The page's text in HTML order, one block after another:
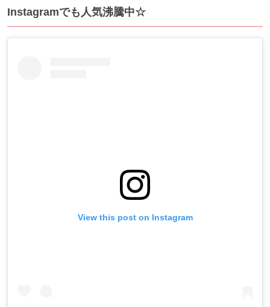
Instagramでも人気沸騰中☆
View this post on Instagram